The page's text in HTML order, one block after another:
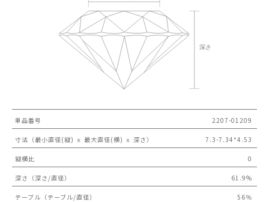
単品番号 2207-01209
寸法（最小直径(縦) ｘ 最大直径(横) ｘ 深さ） 7.3-7.34*4.53
縦横比 0
深さ（深さ/直径） 61.9%
テーブル（テーブル/直径） 56％